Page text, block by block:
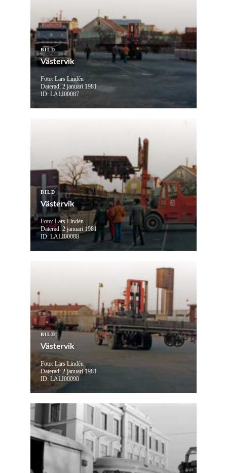
BILD
Västervik
Foto: Lars Lindén
Daterad: 2 januari 1981
ID: LALI00087
BILD
Västervik
Foto: Lars Lindén
Daterad: 2 januari 1981
ID: LALI00088
BILD
Västervik
Foto: Lars Lindén
Daterad: 2 januari 1981
ID: LALI00090